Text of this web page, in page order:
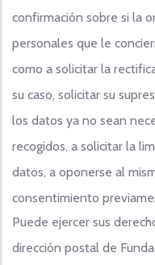
confirmación sobre si la
personales que le
como a solicitar la
su caso, solicitar su
los datos ya no sean
recogidos, a solicitar la
datos, a oponerse al
consentimiento
Puede ejercer sus
dirección postal de